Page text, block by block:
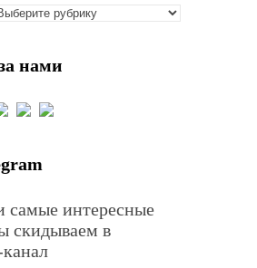
нами
самые интересные
скидываем в